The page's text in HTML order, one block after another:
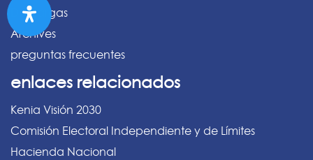
Descargas
Archives
preguntas frecuentes
enlaces relacionados
Kenia Visión 2030
Comisión Electoral Independiente y de Límites
Hacienda Nacional